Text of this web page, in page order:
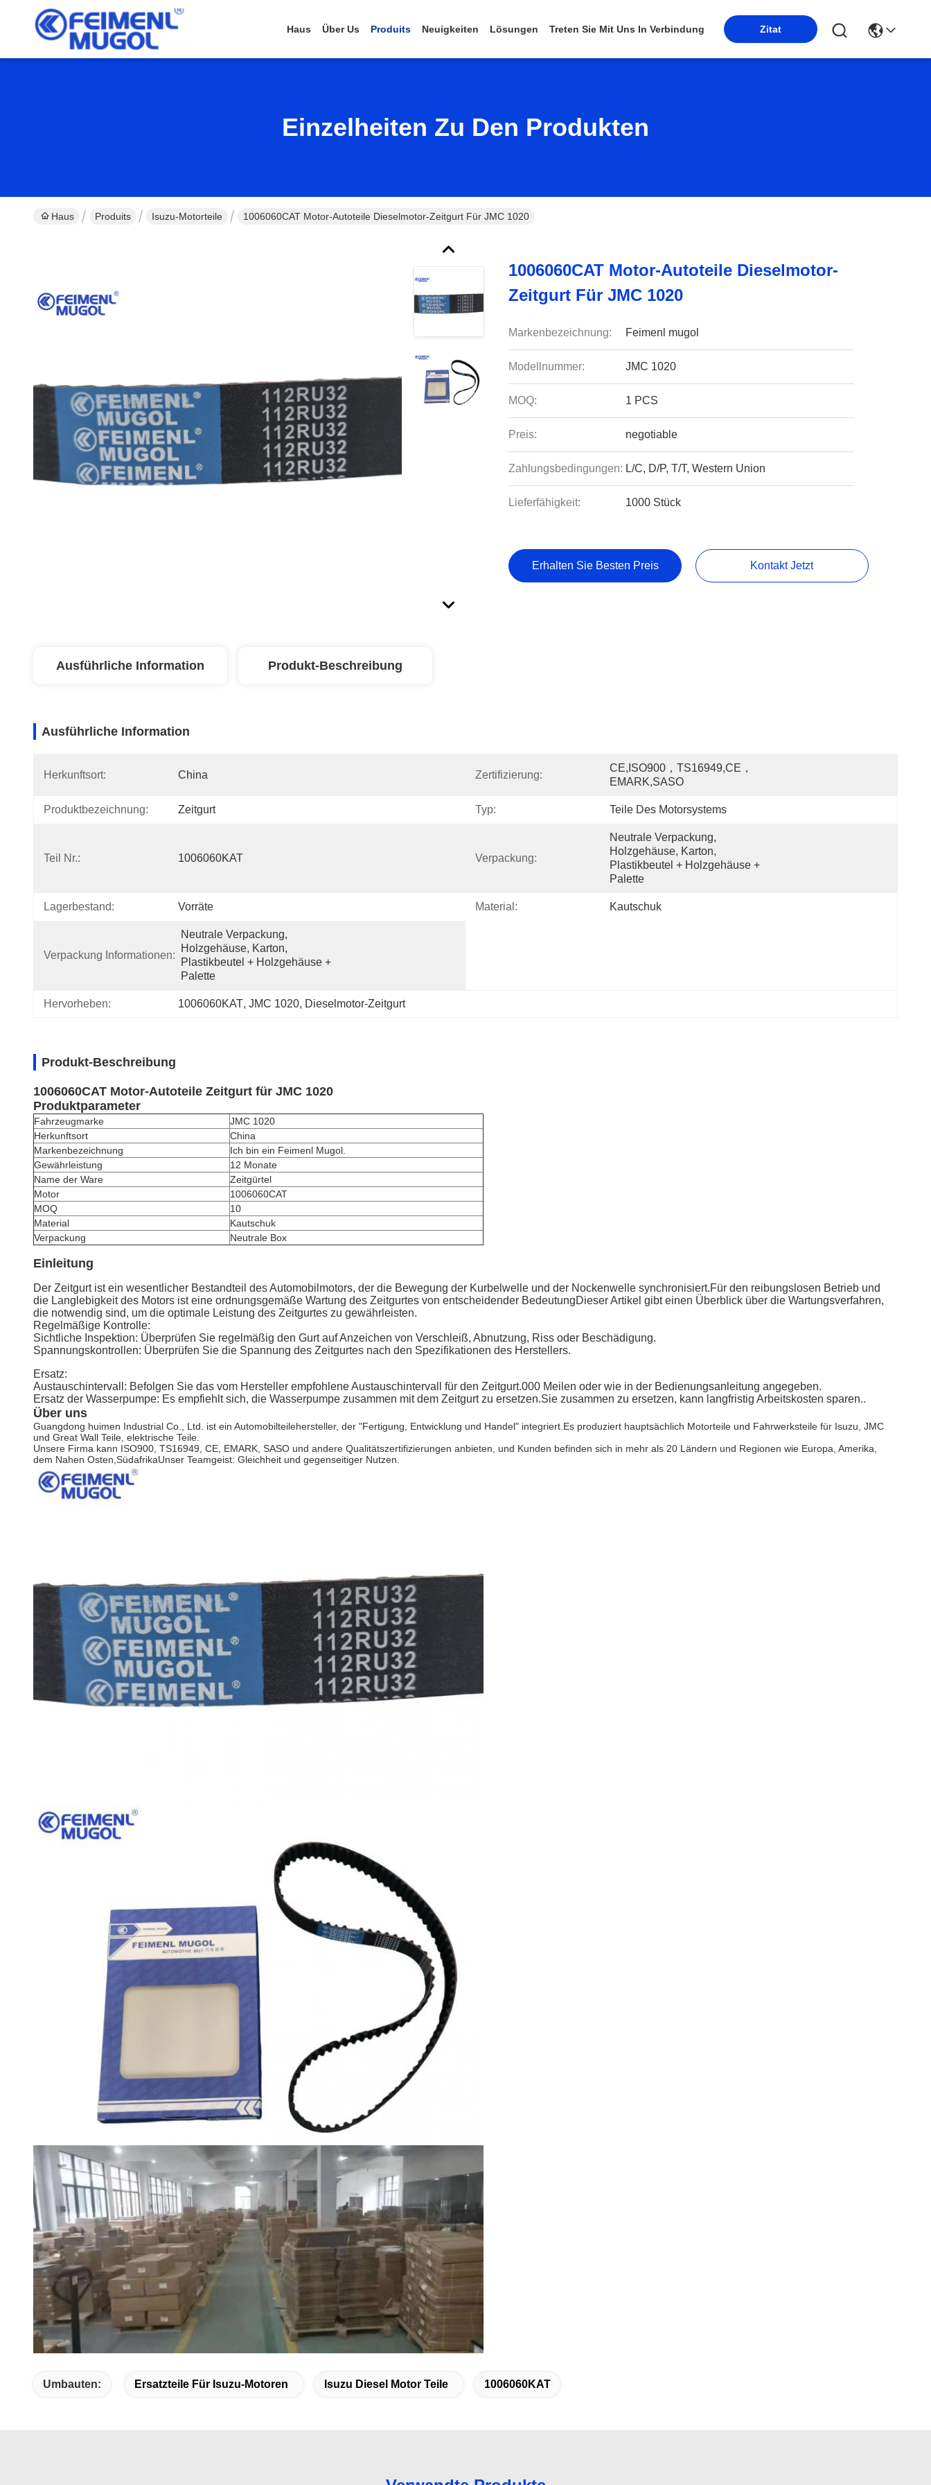
Haus Über Us Produits Neuigkeiten Lösungen Treten Sie Mit Uns In Verbindung Zitat
Einzelheiten Zu Den Produkten
Haus Produits Isuzu-Motorteile 1006060CAT Motor-Autoteile Dieselmotor-Zeitgurt Für JMC 1020
1006060CAT Motor-Autoteile Dieselmotor-
Zeitgurt Für JMC 1020
Markenbezeichnung: Feimenl mugol
Modellnummer: JMC 1020
MOQ: 1 PCS
Preis: negotiable
Zahlungsbedingungen: L/C, D/P, T/T, Western Union
Lieferfähigkeit: 1000 Stück
Erhalten Sie Besten Preis Kontakt Jetzt
Ausführliche Information Produkt-Beschreibung
Ausführliche Information
Herkunftsort: China Zertifizierung:
CE,ISO900，TS16949,CE，
EMARK,SASO
Produktbezeichnung: Zeitgurt Typ: Teile Des Motorsystems
Teil Nr.: 1006060KAT Verpackung:
Neutrale Verpackung,
Holzgehäuse, Karton,
Plastikbeutel + Holzgehäuse +
Palette
Lagerbestand: Vorräte Material: Kautschuk
Verpackung Informationen:
Neutrale Verpackung,
Holzgehäuse, Karton,
Plastikbeutel + Holzgehäuse +
Palette
Hervorheben: 1006060KAT, JMC 1020, Dieselmotor-Zeitgurt
Produkt-Beschreibung
1006060CAT Motor-Autoteile Zeitgurt für JMC 1020
Produktparameter
Fahrzeugmarke
JMC 1020
Herkunftsort
China
Markenbezeichnung
Ich bin ein Feimenl Mugol.
Gewährleistung
12 Monate
Name der Ware
Zeitgürtel
Motor
1006060CAT
MOQ
10
Material
Kautschuk
Verpackung
Neutrale Box
Einleitung
Der Zeitgurt ist ein wesentlicher Bestandteil des Automobilmotors, der die Bewegung der Kurbelwelle und der Nockenwelle synchronisiert.Für den reibungslosen Betrieb und
die Langlebigkeit des Motors ist eine ordnungsgemäße Wartung des Zeitgurtes von entscheidender BedeutungDieser Artikel gibt einen Überblick über die Wartungsverfahren,
die notwendig sind, um die optimale Leistung des Zeitgurtes zu gewährleisten.
Regelmäßige Kontrolle:
Sichtliche Inspektion: Überprüfen Sie regelmäßig den Gurt auf Anzeichen von Verschleiß, Abnutzung, Riss oder Beschädigung.
Spannungskontrollen: Überprüfen Sie die Spannung des Zeitgurtes nach den Spezifikationen des Herstellers.
Ersatz:
Austauschintervall: Befolgen Sie das vom Hersteller empfohlene Austauschintervall für den Zeitgurt.000 Meilen oder wie in der Bedienungsanleitung angegeben.
Ersatz der Wasserpumpe: Es empfiehlt sich, die Wasserpumpe zusammen mit dem Zeitgurt zu ersetzen.Sie zusammen zu ersetzen, kann langfristig Arbeitskosten sparen..
Über uns
Guangdong huimen Industrial Co., Ltd. ist ein Automobilteilehersteller, der "Fertigung, Entwicklung und Handel" integriert.Es produziert hauptsächlich Motorteile und Fahrwerksteile für Isuzu, JMC
und Great Wall Teile, elektrische Teile.
Unsere Firma kann ISO900, TS16949, CE, EMARK, SASO und andere Qualitätszertifizierungen anbieten, und Kunden befinden sich in mehr als 20 Ländern und Regionen wie Europa, Amerika,
dem Nahen Osten,SüdafrikaUnser Teamgeist: Gleichheit und gegenseitiger Nutzen.
Umbauten: Ersatzteile Für Isuzu-Motoren Isuzu Diesel Motor Teile 1006060KAT